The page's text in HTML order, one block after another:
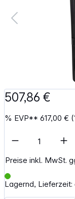
507,86 €
% EVP**617,00 €
Preise inkl. MwSt.
Lagernd,
Artikel